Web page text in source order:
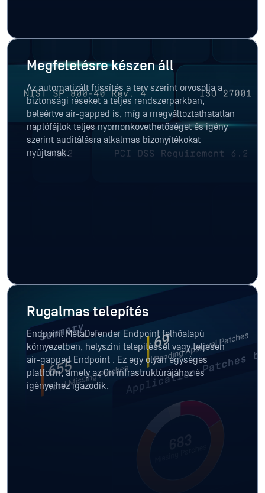
Megfelelésre készen áll
Az automatizált frissítés a terv szerint orvosolja a
biztonsági réseket a teljes rendszerparkban,
beleértve air-gapped is, míg a megváltoztathatatlan
naplófájlok teljes nyomonkövethetőséget és igény
szerint auditálásra alkalmas bizonyítékokat
nyújtanak.
Rugalmas telepítés
Endpoint MetaDefender Endpoint felhőalapú
környezetben, helyszíni telepítéssel vagy teljesen
air-gapped Endpoint . Ez egy olyan egységes
platform, amely az Ön infrastruktúrájához és
igényeihez igazodik.